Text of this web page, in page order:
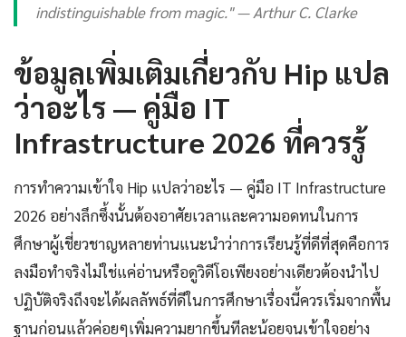
indistinguishable from magic." — Arthur C. Clarke
ข้อมูลเพิ่มเติมเกี่ยวกับ Hip แปล
ว่าอะไร — คู่มือ IT
Infrastructure 2026 ที่ควรรู้
การทำความเข้าใจ Hip แปลว่าอะไร — คู่มือ IT Infrastructure
2026 อย่างลึกซึ้งนั้นต้องอาศัยเวลาและความอดทนในการ
ศึกษาผู้เชี่ยวชาญหลายท่านแนะนำว่าการเรียนรู้ที่ดีที่สุดคือการ
ลงมือทำจริงไม่ใช่แค่อ่านหรือดูวิดีโอเพียงอย่างเดียวต้องนำไป
ปฏิบัติจริงถึงจะได้ผลลัพธ์ที่ดีในการศึกษาเรื่องนี้ควรเริ่มจากพื้น
ฐานก่อนแล้วค่อยๆเพิ่มความยากขึ้นทีละน้อยจนเข้าใจอย่าง